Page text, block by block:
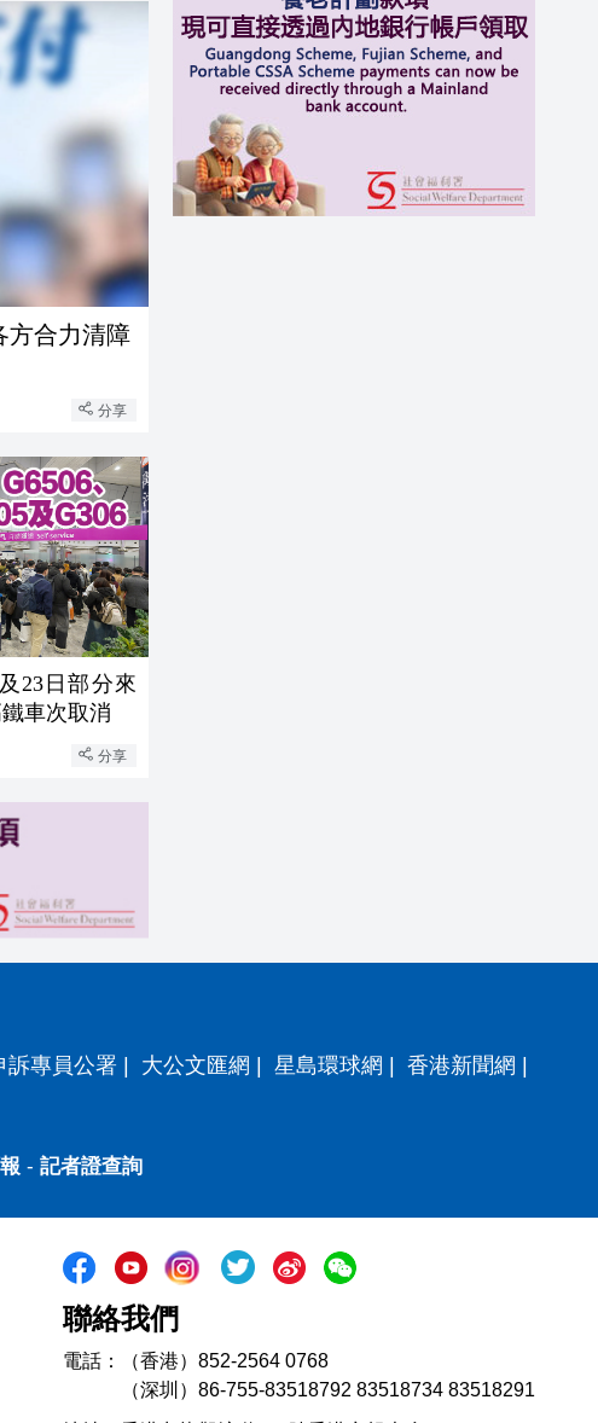
外」 專家籲各方合力清障
分享
23日部分來
車次取消
分享
訴專員公署 大公文匯網 星島環球網 香港新聞網
- 記者證查詢
聯絡我們
電話：（香港）852-2564 0768
（深圳）86-755-83518792 83518734 83518291